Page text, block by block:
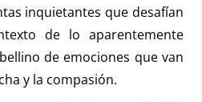
inquietantes que desafían
de lo aparentemente
de emociones que van
y la compasión.